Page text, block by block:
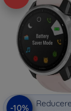
-10%
Reducere